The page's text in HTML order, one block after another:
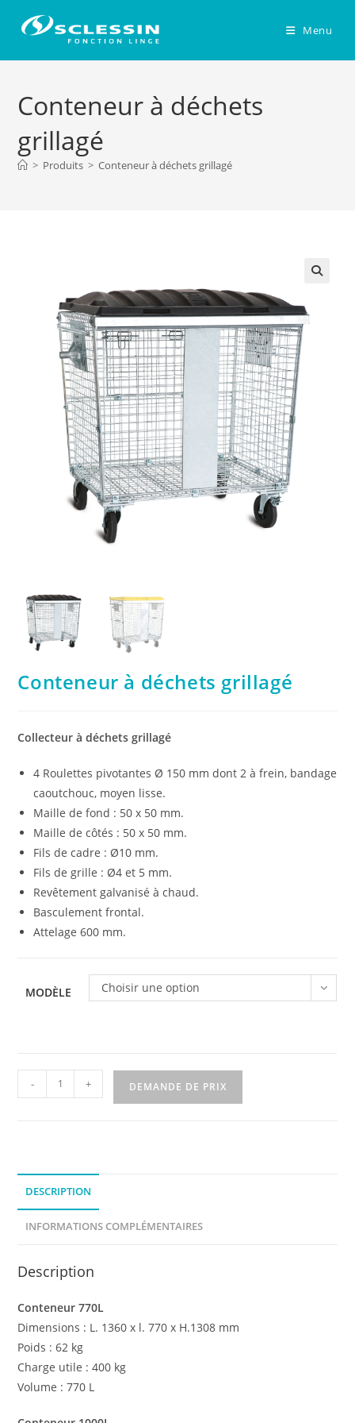
Menu
Conteneur à déchets
grillagé
> Produits > Conteneur à déchets grillagé
Conteneur à déchets grillagé
Collecteur à déchets grillagé
4 Roulettes pivotantes Ø 150 mm dont 2 à frein, bandage
caoutchouc, moyen lisse.
Maille de fond : 50 x 50 mm.
Maille de côtés : 50 x 50 mm.
Fils de cadre : Ø10 mm.
Fils de grille : Ø4 et 5 mm.
Revêtement galvanisé à chaud.
Basculement frontal.
Attelage 600 mm.
MODÈLE Choisir une option
quantité
de
grillagé
- + DEMANDE DE PRIX
DESCRIPTION
INFORMATIONS COMPLÉMENTAIRES
Description
Conteneur 770L
Dimensions : L. 1360 x l. 770 x H.1308 mm
Poids : 62 kg
Charge utile : 400 kg
Volume : 770 L